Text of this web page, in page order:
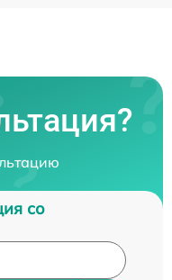
со